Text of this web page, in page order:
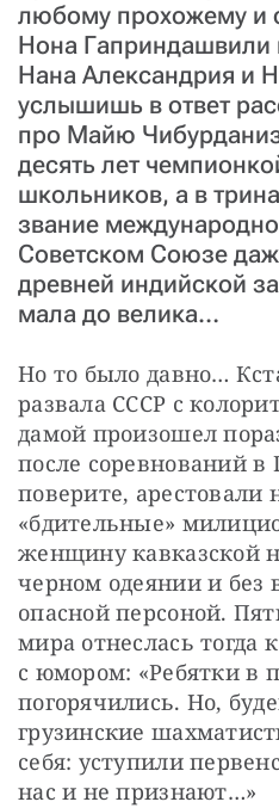
любому прохожему и
Нона Гаприндашвили
Нана Александрия и
услышишь в ответ
про Майю
десять лет
школьников, а в
звание
Советском Союзе
древней индийской
мала до велика…
Но то было давно…
развала СССР с
дамой произошел
после соревнований
поверите, арестовали
«бдительные»
женщину кавказской
черном одеянии и без
опасной персоной.
мира отнеслась тогда
с юмором: «Ребятки в
погорячились. Но,
грузинские
себя: уступили
нас и не признают…»